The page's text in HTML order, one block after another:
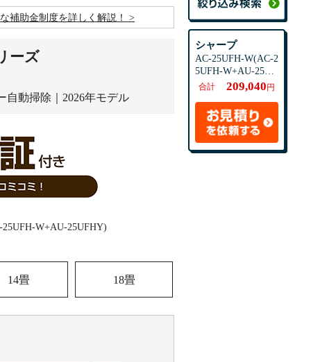
シャープ
AC-25UFH-W(AC-2
5UFH-W+AU-25UF
HY)
合計 209,040 円
補助金制度を詳しく解説！
ーズ
自動掃除｜2026年モデル
14畳 18畳